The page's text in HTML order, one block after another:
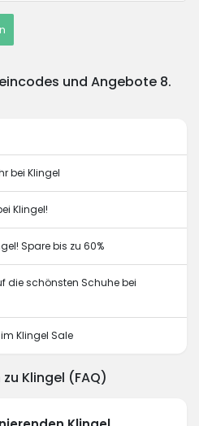
und Angebote 8.
bei Klingel
Klingel!
Spare bis zu 60%
die schönsten Schuhe bei
Klingel Sale
Klingel (FAQ)